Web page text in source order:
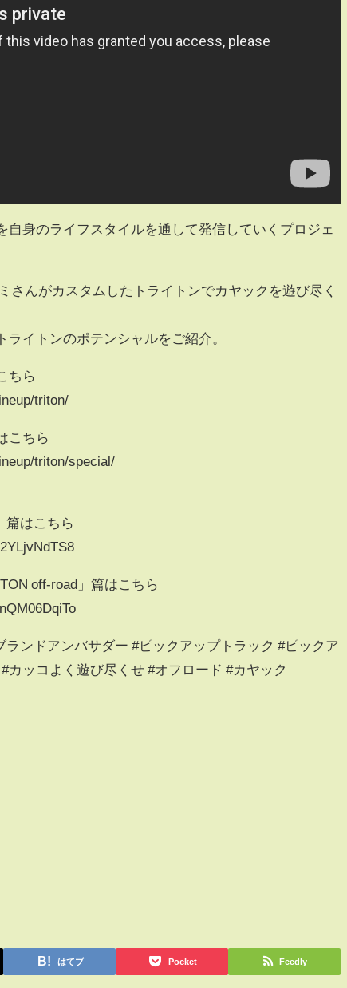
自身のライフスタイルを通して発信していくプロジェ
さんがカスタムしたトライトンでカヤックを遊び尽く
イトンのポテンシャルをご紹介。
ちら
triton/
こちら
triton/special/
はこちら
off-road」篇はこちら
ンドアンバサダー #ピックアップトラック #ピックア
カッコよく遊び尽くせ #オフロード #カヤック
はてブ Pocket Feedly